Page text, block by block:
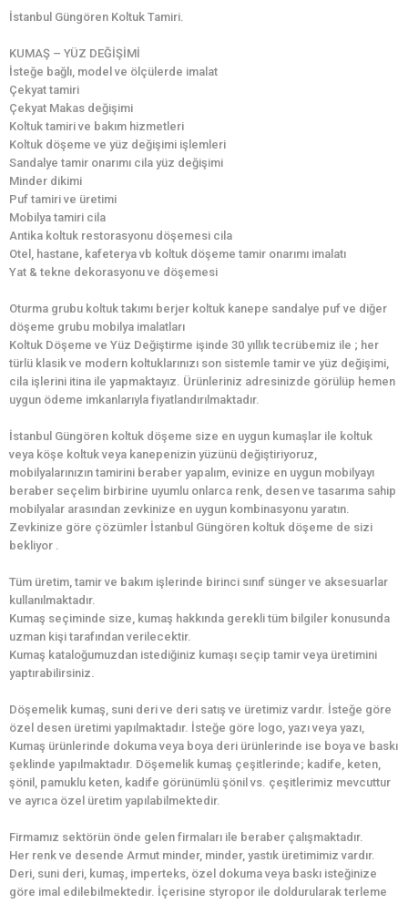
İstanbul Güngören Koltuk Tamiri.
KUMAŞ – YÜZ DEĞİŞİMİ
İsteğe bağlı, model ve ölçülerde imalat
Çekyat tamiri
Çekyat Makas değişimi
Koltuk tamiri ve bakım hizmetleri
Koltuk döşeme ve yüz değişimi işlemleri
Sandalye tamir onarımı cila yüz değişimi
Minder dikimi
Puf tamiri ve üretimi
Mobilya tamiri cila
Antika koltuk restorasyonu döşemesi cila
Otel, hastane, kafeterya vb koltuk döşeme tamir onarımı imalatı
Yat & tekne dekorasyonu ve döşemesi
Oturma grubu koltuk takımı berjer koltuk kanepe sandalye puf ve diğer
döşeme grubu mobilya imalatları
Koltuk Döşeme ve Yüz Değiştirme işinde 30 yıllık tecrübemiz ile ; her
türlü klasik ve modern koltuklarınızı son sistemle tamir ve yüz değişimi,
cila işlerini itina ile yapmaktayız. Ürünleriniz adresinizde görülüp hemen
uygun ödeme imkanlarıyla fiyatlandırılmaktadır.
İstanbul Güngören koltuk döşeme size en uygun kumaşlar ile koltuk
veya köşe koltuk veya kanepenizin yüzünü değiştiriyoruz,
mobilyalarınızın tamirini beraber yapalım, evinize en uygun mobilyayı
beraber seçelim birbirine uyumlu onlarca renk, desen ve tasarıma sahip
mobilyalar arasından zevkinize en uygun kombinasyonu yaratın.
Zevkinize göre çözümler İstanbul Güngören koltuk döşeme de sizi
bekliyor .
Tüm üretim, tamir ve bakım işlerinde birinci sınıf sünger ve aksesuarlar
kullanılmaktadır.
Kumaş seçiminde size, kumaş hakkında gerekli tüm bilgiler konusunda
uzman kişi tarafından verilecektir.
Kumaş kataloğumuzdan istediğiniz kumaşı seçip tamir veya üretimini
yaptırabilirsiniz.
Döşemelik kumaş, suni deri ve deri satış ve üretimiz vardır. İsteğe göre
özel desen üretimi yapılmaktadır. İsteğe göre logo, yazı veya yazı,
Kumaş ürünlerinde dokuma veya boya deri ürünlerinde ise boya ve baskı
şeklinde yapılmaktadır. Döşemelik kumaş çeşitlerinde; kadife, keten,
şönil, pamuklu keten, kadife görünümlü şönil vs. çeşitlerimiz mevcuttur
ve ayrıca özel üretim yapılabilmektedir.
Firmamız sektörün önde gelen firmaları ile beraber çalışmaktadır.
Her renk ve desende Armut minder, minder, yastık üretimimiz vardır.
Deri, suni deri, kumaş, imperteks, özel dokuma veya baskı isteğinize
göre imal edilebilmektedir. İçerisine styropor ile doldurularak terleme